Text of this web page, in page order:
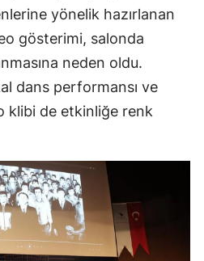
yönelik hazırlanan
gösterimi, salonda
neden oldu.
dans performansı ve
klibi de etkinliğe renk